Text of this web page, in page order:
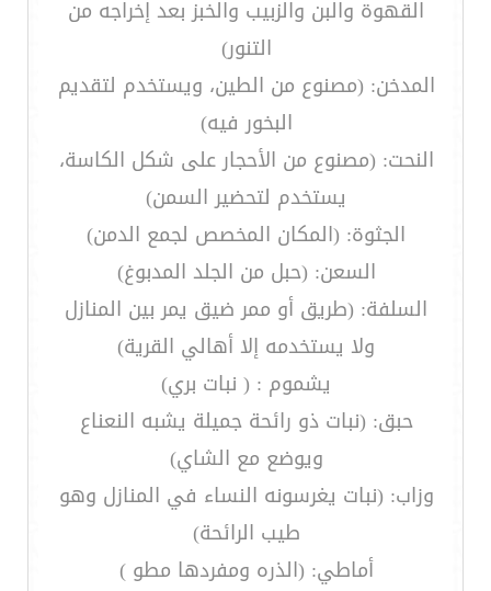
القهوة والبن والزبيب والخبز بعد إخراجه من
التنور)
المدخن: (مصنوع من الطين، ويستخدم لتقديم
البخور فيه)
النحت: (مصنوع من الأحجار على شكل الكاسة،
يستخدم لتحضير السمن)
الجثوة: (المكان المخصص لجمع الدمن)
السعن: (حبل من الجلد المدبوغ)
السلفة: (طريق أو ممر ضيق يمر بين المنازل
ولا يستخدمه إلا أهالي القرية)
يشموم : ( نبات بري)
حبق: (نبات ذو رائحة جميلة يشبه النعناع
ويوضع مع الشاي)
وزاب: (نبات يغرسونه النساء في المنازل وهو
طيب الرائحة)
أماطي: (الذره ومفردها مطو )